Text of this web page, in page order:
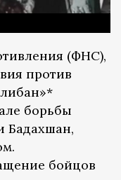
(ФНС),
против
борьбы
Бадахшан,
бойцов